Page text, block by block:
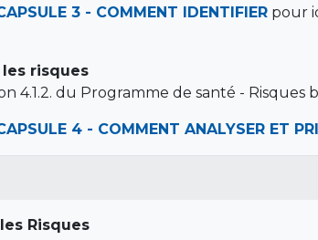
3 - COMMENT IDENTIFIERpour
les risques
4.1.2. du Programme de santé - Risques
4 - COMMENT ANALYSER ET
Risques